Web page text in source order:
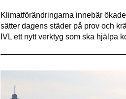
Klimatförändringarna innebär
sätter dagens städer på prov och
IVL ett nytt verktyg som ska hjälpa